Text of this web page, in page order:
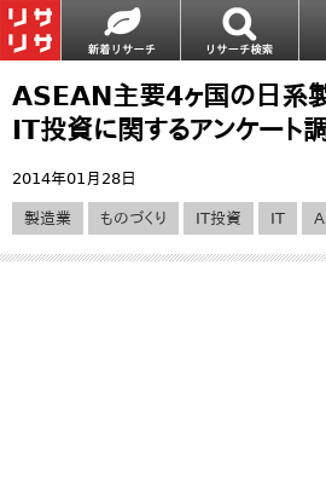
ASEAN主要4ヶ国の日系
IT投資に関するアンケー
2014年01月28日
製造業 ものづくり IT投資 IT